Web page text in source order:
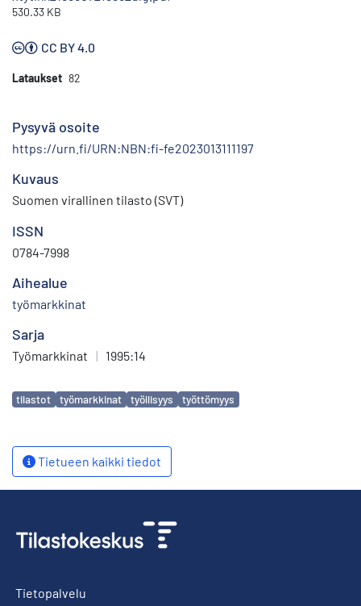
530.33 KB
CC BY 4.0
Lataukset 82
Pysyvä osoite
https://urn.fi/URN:NBN:fi-fe2023013111197
Kuvaus
Suomen virallinen tilasto (SVT)
ISSN
0784-7998
Aihealue
työmarkkinat
Sarja
Työmarkkinat | 1995:14
Avainsanat
tilastot työmarkkinat työllisyys työttömyys
Tietueen kaikki tiedot
Tietopalvelu